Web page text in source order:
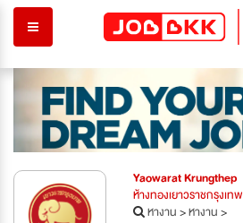
Yaowarat Krungthep
ห้างทองเยาวราชกรุงเทพ
หางาน>หางาน>